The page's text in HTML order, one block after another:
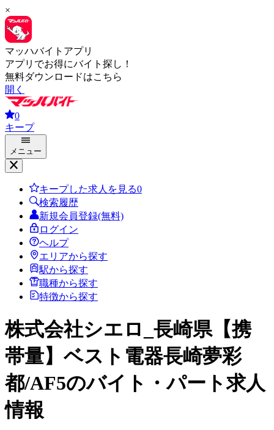
×
マッハバイトアプリ
アプリでお得にバイト探し！
無料ダウンロードはこちら
開く
0
キープ
メニュー
キープした求人を見る0
検索履歴
新規会員登録(無料)
ログイン
ヘルプ
エリアから探す
駅から探す
職種から探す
特徴から探す
株式会社シエロ_長崎県【携
帯量】ベスト電器長崎夢彩
都/AF5のバイト・パート求人
情報